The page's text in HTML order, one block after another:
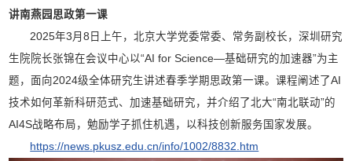
讲南燕园思政第一课
2025年3月8日上午，北京大学党委常委、常务副校长，深圳研究
生院院长张锦在会议中心以“AI for Science—基础研究的加速器”为主
题，面向2024级全体研究生讲述春季学期思政第一课。课程阐述了AI
技术如何革新科研范式、加速基础研究，并介绍了北大“南北联动”的
AI4S战略布局，勉励学子抓住机遇，以科技创新服务国家发展。
https://news.pkusz.edu.cn/info/1002/8832.htm